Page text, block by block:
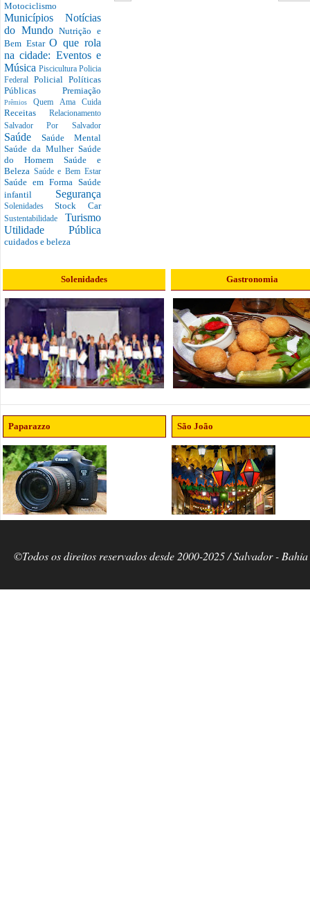
Motociclismo
Municípios Notícias
do MundoNutrição e
Bem EstarO que rola
na cidade: Eventos e
Música Piscicultura Policia
Federal Policial Políticas
Públicas Premiação
PrêmiosQuem Ama Cuida
Receitas Relacionamento
Salvador Por Salvador
Saúde Saúde Mental
Saúde da Mulher Saúde
do Homem Saúde e
Beleza Saúde e Bem Estar
Saúde em Forma Saúde
infantil Segurança
SolenidadesStock Car
Sustentabilidade Turismo
Utilidade Pública
cuidados e beleza
Solenidades Gastronomia
Paparazzo São João
©Todos os direitos reservados desde 2000-2025 / Salvador -